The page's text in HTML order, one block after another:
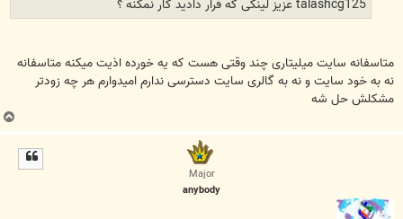
talashcg125 عزیز لینکی که قرار دادید کار نمکنه ؟
متاسفانه سایت میلیتاری چند وقتی هست که یه خورده اذیت میکنه متاسفانه
نه به خود سایت و نه به گالری سایت دسترسی ندارم امیدوارم هر چه زودتر
مشکلش حل شه
ب
ا
Major
anybody